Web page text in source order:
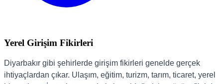
Yerel Girişim Fikirleri
Diyarbakır gibi şehirlerde girişim fikirleri genelde gerçek
ihtiyaçlardan çıkar. Ulaşım, eğitim, turizm, tarım, ticaret, yerel